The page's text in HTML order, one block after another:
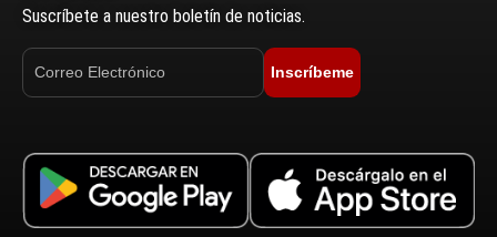
Suscríbete a nuestro boletín de noticias.
Inscríbeme